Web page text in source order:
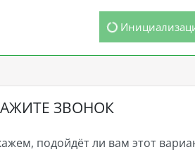
ЗВОНОК
подойдёт ли вам этот